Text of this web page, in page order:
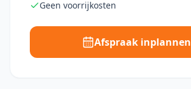
Geen voorrijkosten
Afspraak inplannen